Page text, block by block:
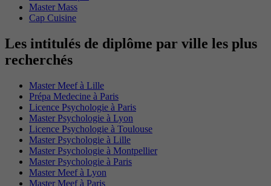
Master Mass
Cap Cuisine
Les intitulés de diplôme par ville les plus
recherchés
Master Meef à Lille
Prépa Medecine à Paris
Licence Psychologie à Paris
Master Psychologie à Lyon
Licence Psychologie à Toulouse
Master Psychologie à Lille
Master Psychologie à Montpellier
Master Psychologie à Paris
Master Meef à Lyon
Master Meef à Paris